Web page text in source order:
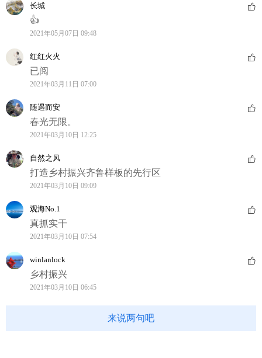
长城
👍
2021年05月07日 09:48
红红火火
已阅
2021年03月11日 07:00
随遇而安
春光无限。
2021年03月10日 12:25
自然之风
打造乡村振兴齐鲁样板的先行区
2021年03月10日 09:09
观海No.1
真抓实干
2021年03月10日 07:54
winlanlock
乡村振兴
2021年03月10日 06:45
来说两句吧